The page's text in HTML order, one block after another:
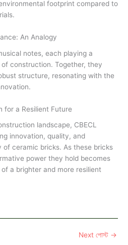
footprint compared to
An Analogy
notes, each playing a
construction. Together, they
structure, resonating with the
for a Resilient Future
landscape, CBECL
innovation, quality, and
of ceramic bricks. As these bricks
power they hold becomes
a brighter and more resilient
Next পোস্ট →